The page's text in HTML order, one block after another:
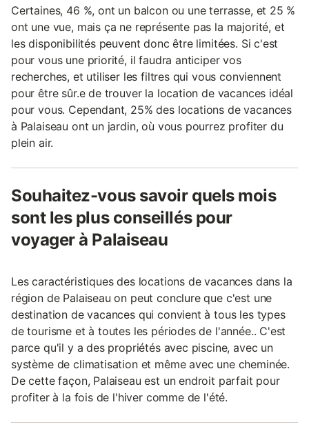
Certaines, 46 %, ont un balcon ou une terrasse, et 25 %
ont une vue, mais ça ne représente pas la majorité, et
les disponibilités peuvent donc être limitées. Si c'est
pour vous une priorité, il faudra anticiper vos
recherches, et utiliser les filtres qui vous conviennent
pour être sûr.e de trouver la location de vacances idéal
pour vous. Cependant, 25% des locations de vacances
à Palaiseau ont un jardin, où vous pourrez profiter du
plein air.
Souhaitez-vous savoir quels mois
sont les plus conseillés pour
voyager à Palaiseau
Les caractéristiques des locations de vacances dans la
région de Palaiseau on peut conclure que c'est une
destination de vacances qui convient à tous les types
de tourisme et à toutes les périodes de l'année.. C'est
parce qu'il y a des propriétés avec piscine, avec un
système de climatisation et même avec une cheminée.
De cette façon, Palaiseau est un endroit parfait pour
profiter à la fois de l'hiver comme de l'été.